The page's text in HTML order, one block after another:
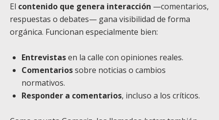
El contenido que genera interacción —comentarios,
respuestas o debates— gana visibilidad de forma
orgánica. Funcionan especialmente bien:
Entrevistasen la calle con opiniones reales.
Comentariossobre noticias o cambios
normativos.
Responder a comentarios, incluso a los críticos.